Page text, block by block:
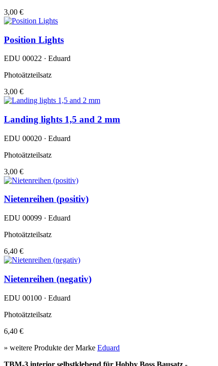
3,00 €
Position Lights
EDU 00022 · Eduard
Photoätzteilsatz
3,00 €
Landing lights 1,5 and 2 mm
EDU 00020 · Eduard
Photoätzteilsatz
3,00 €
Nietenreihen (positiv)
EDU 00099 · Eduard
Photoätzteilsatz
6,40 €
Nietenreihen (negativ)
EDU 00100 · Eduard
Photoätzteilsatz
6,40 €
» weitere Produkte der Marke Eduard
TBM-3 interior selbstklebend für Hobby Boss Bausatz -